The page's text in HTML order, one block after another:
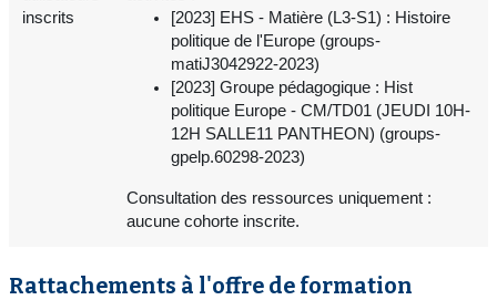
inscrits
[2023] EHS - Matière (L3-S1) : Histoire
politique de l'Europe (groups-
matiJ3042922-2023)
[2023] Groupe pédagogique : Hist
politique Europe - CM/TD01 (JEUDI 10H-
12H SALLE11 PANTHEON) (groups-
gpelp.60298-2023)
Consultation des ressources uniquement :
aucune cohorte inscrite.
Rattachements à l'offre de formation